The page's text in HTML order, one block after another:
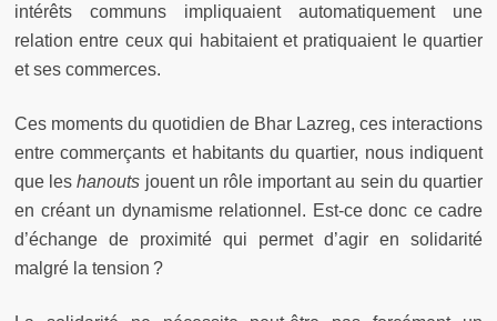
intérêts communs impliquaient automatiquement une
relation entre ceux qui habitaient et pratiquaient le quartier
et ses commerces.
Ces moments du quotidien de Bhar Lazreg, ces interactions
entre commerçants et habitants du quartier, nous indiquent
que leshanouts jouent un rôle important au sein du quartier
en créant un dynamisme relationnel. Est-ce donc ce cadre
d’échange de proximité qui permet d’agir en solidarité
malgré la tension ?